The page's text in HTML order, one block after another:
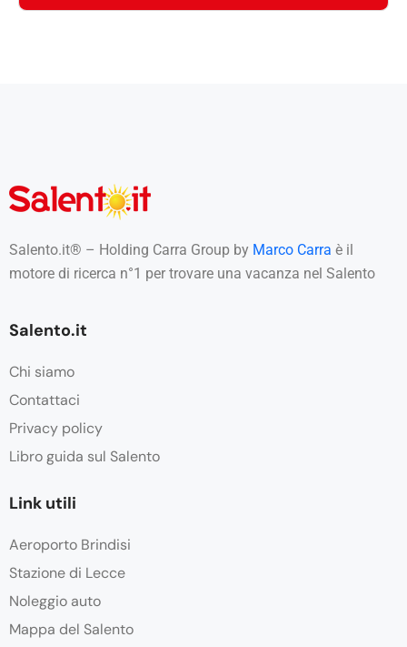
Salento.it® – Holding Carra Group by Marco Carra è il
motore di ricerca n°1 per trovare una vacanza nel Salento
Salento.it
Chi siamo
Contattaci
Privacy policy
Libro guida sul Salento
Link utili
Aeroporto Brindisi
Stazione di Lecce
Noleggio auto
Mappa del Salento